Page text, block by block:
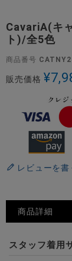
CavariA(キ
ト)/全5色
商品番号
販売価格 ¥
レビューを書
商品詳細
スタッフ着用